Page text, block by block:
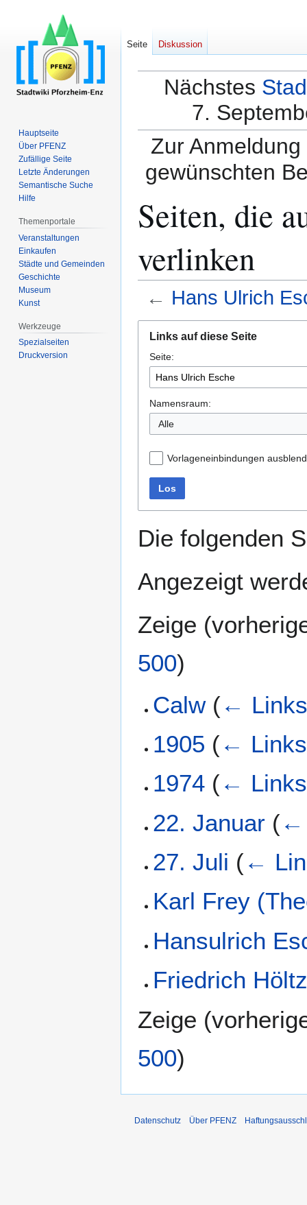
Nächstes
7.
Zur
gewünschten
Seiten, die
verlinken
← Hans Ulrich
Navigation
springen
Suche
springen
Links auf diese Seite
Seite:
Namensraum:
Alle
Vorlageneinbindungen
Los
Die folgenden
Angezeigt
Zeige (
500)
Calw (←
1905 (← Links
1974 (← Links
22. Januar (←
27. Juli (←
Karl Frey
Hansulrich
Friedrich
Zeige (
500)
Seite Diskussion
Hauptseite
Über PFENZ
Zufällige Seite
Letzte Änderungen
Semantische Suche
Hilfe
Themenportale
Veranstaltungen
Einkaufen
Städte und Gemeinden
Geschichte
Museum
Kunst
Werkzeuge
Spezialseiten
Druckversion
Datenschutz Über PFENZ